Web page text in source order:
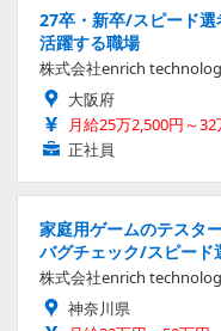
27卒・新卒/スピード
活躍する職場
株式会社enrich
大阪府
月給25万2,500円～32
正社員
家庭用ゲームのテスタ
バグチェック/スピード
株式会社enrich
神奈川県